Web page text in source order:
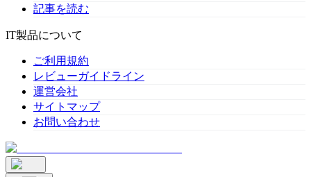
記事を読む
IT製品について
ご利用規約
レビューガイドライン
運営会社
サイトマップ
お問い合わせ